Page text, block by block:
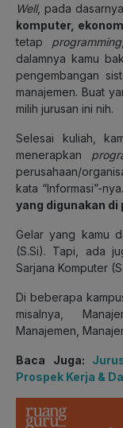
Well, pada
komputer,
tetap programming
dalamnya kamu
pengembangan
manajemen. Buat
milih jurusan ini nih.
Selesai kuliah,
menerapkan
perusahaan/
kata “Informasi”-nya.
yang digunakan
Gelar yang kamu
(S.Si). Tapi, ada
Sarjana Komputer
Di beberapa
misalnya,
Manajemen,
Baca Juga:
Prospek Kerja &